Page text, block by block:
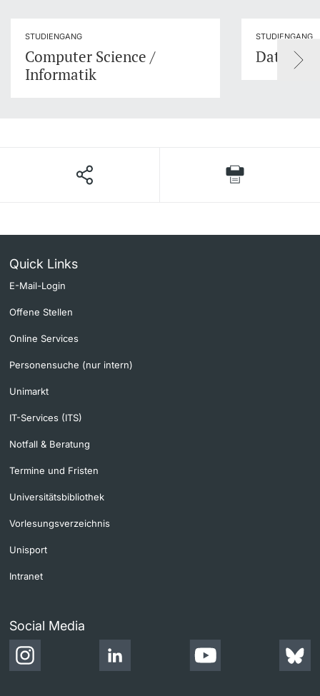
STUDIENGANG
Computer Science /
Informatik
STUDIENGANG
Data
Quick Links
E-Mail-Login
Offene Stellen
Online Services
Personensuche (nur intern)
Unimarkt
IT-Services (ITS)
Notfall & Beratung
Termine und Fristen
Universitätsbibliothek
Vorlesungsverzeichnis
Unisport
Intranet
Social Media